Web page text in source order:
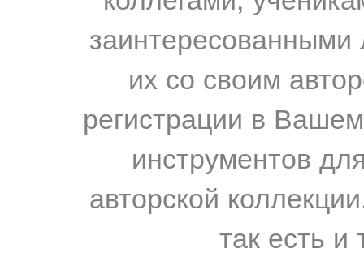
их со своим
регистрации в
инструментов
авторской
так есть и